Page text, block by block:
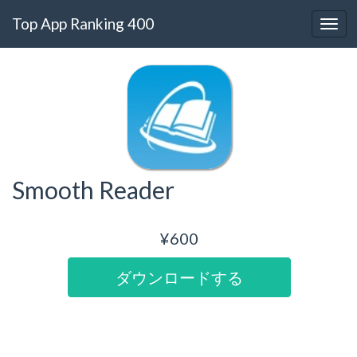
Top App Ranking 400
Smooth Reader
¥600
ダウンロードする